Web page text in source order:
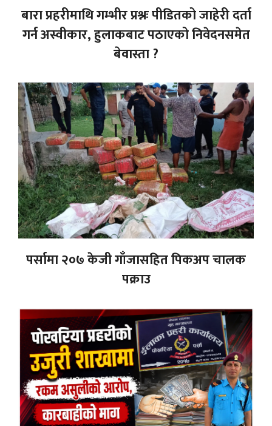
बारा प्रहरीमाथि गम्भीर प्रश्नः पीडितको जाहेरी दर्ता
गर्न अस्वीकार, हुलाकबाट पठाएको निवेदनसमेत
बेवास्ता ?
पर्सामा २०७ केजी गाँजासहित पिकअप चालक
पक्राउ